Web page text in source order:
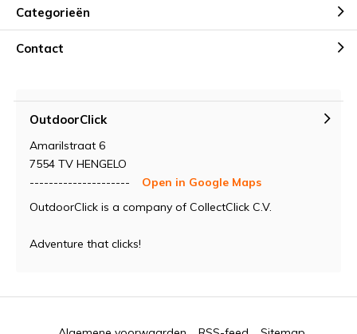
Categorieën
Contact
OutdoorClick
Amarilstraat 6
7554 TV HENGELO
---------------------
Open in Google Maps
OutdoorClick is a company of CollectClick C.V.
Adventure that clicks!